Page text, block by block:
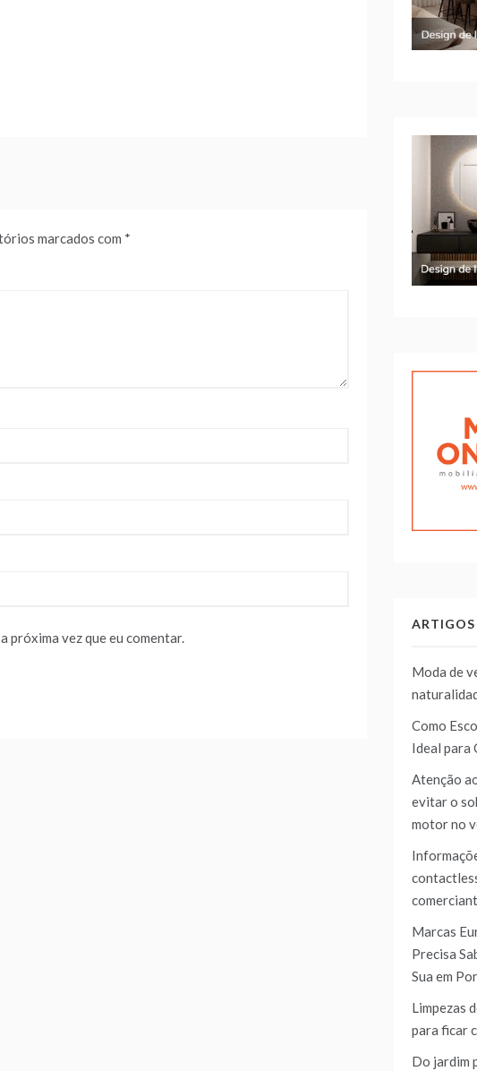
marcados com *
próxima vez que eu comentar.
ARTIGOS
Moda de
Como
Ideal para
Atenção
evitar o
motor no
Marcas
Precisa
Sua em
Limpezas
para ficar
Do jardim